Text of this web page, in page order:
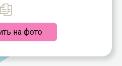
на фото